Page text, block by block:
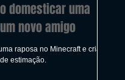
domesticar uma
novo amigo
raposa no Minecraft e criá-la
estimação.